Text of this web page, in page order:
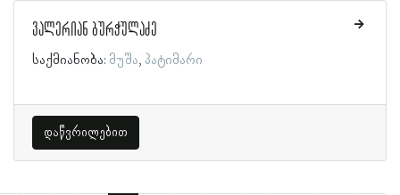
ვალერიან ბურჭულაძე
საქმიანობა: მუშა პატიმარი
დაწვრილებით